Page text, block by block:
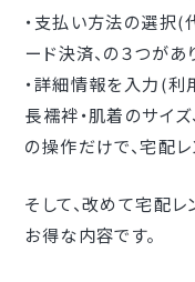
・支払い方法の選択(
ード決済、の３つがあ
・詳細情報を入力(利
長襦袢・肌着のサイ
の操作だけで、宅配
そして、改めて宅配レ
お得な内容です。